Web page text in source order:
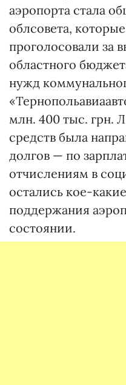
аэропорта стала
облсовета,
проголосовали за
областного
нужд
млн. 400 тыс. грн.
средств была
долгов — по
отчислениям в
остались кое-
поддержания
состоянии.